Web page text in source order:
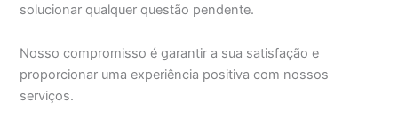
solucionar qualquer questão pendente.
Nosso compromisso é garantir a sua satisfação e
proporcionar uma experiência positiva com nossos
serviços.